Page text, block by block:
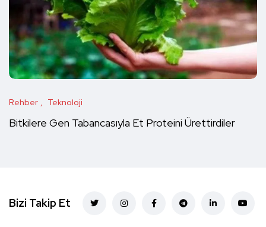
Rehber Teknoloji
Bitkilere Gen Tabancasıyla Et Proteini Ürettirdiler
Bizi Takip Et